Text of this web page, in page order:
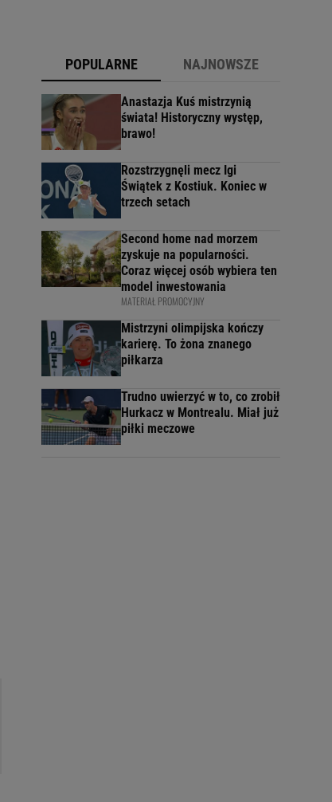
POPULARNE NAJNOWSZE
Anastazja Kuś mistrzynią
świata! Historyczny występ,
brawo!
Rozstrzygnęli mecz Igi
Świątek z Kostiuk. Koniec w
trzech setach
Second home nad morzem
zyskuje na popularności.
Coraz więcej osób wybiera ten
model inwestowania
MATERIAŁ PROMOCYJNY
Mistrzyni olimpijska kończy
karierę. To żona znanego
piłkarza
Trudno uwierzyć w to, co zrobił
Hurkacz w Montrealu. Miał już
piłki meczowe